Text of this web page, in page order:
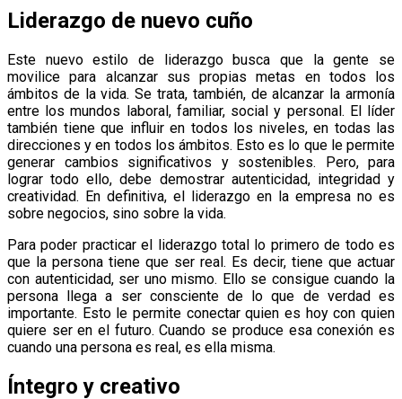
Liderazgo de nuevo cuño
Este nuevo estilo de liderazgo busca que la gente se
movilice para alcanzar sus propias metas en todos los
ámbitos de la vida. Se trata, también, de alcanzar la armonía
entre los mundos laboral, familiar, social y personal. El líder
también tiene que influir en todos los niveles, en todas las
direcciones y en todos los ámbitos. Esto es lo que le permite
generar cambios significativos y sostenibles. Pero, para
lograr todo ello, debe demostrar autenticidad, integridad y
creatividad. En definitiva, el liderazgo en la empresa no es
sobre negocios, sino sobre la vida.
Para poder practicar el liderazgo total lo primero de todo es
que la persona tiene que ser real. Es decir, tiene que actuar
con autenticidad, ser uno mismo. Ello se consigue cuando la
persona llega a ser consciente de lo que de verdad es
importante. Esto le permite conectar quien es hoy con quien
quiere ser en el futuro. Cuando se produce esa conexión es
cuando una persona es real, es ella misma.
Íntegro y creativo